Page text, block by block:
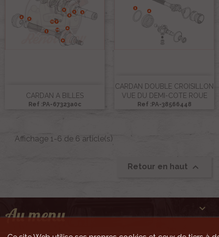
CARDAN A BILLES
Ref :PA-67323a0c
CARDAN DOUBLE CROISILLON
VUE DU DEMI-COTE ROUE
Ref :PA-38566448
Affichage 1-6 de 6 article(s)
Retour en haut 
Au menu 